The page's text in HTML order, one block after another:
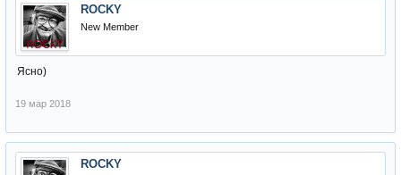
ROCKY
New Member
Ясно)
19 мар 2018
ROCKY